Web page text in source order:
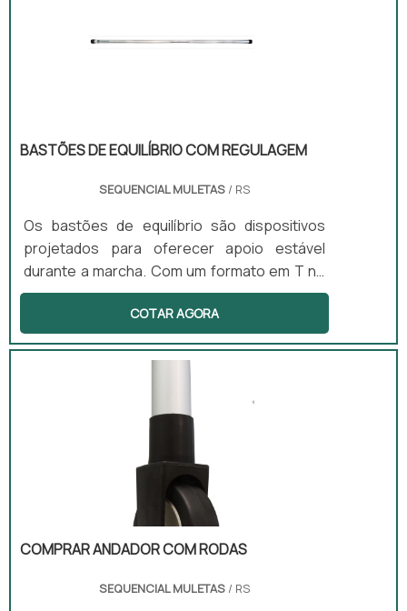
BASTÕES DE EQUILÍBRIO COM REGULAGEM
SEQUENCIAL MULETAS/ RS
Os bastões de equilíbrio são dispositivos
projetados para oferecer apoio estável
durante a marcha. Com um formato em T no
punho, esses bastões são leves e
anatômicos, tornando-se ideais para
pessoas com dificuldades leves de
locomoção. Além disso, esses bastões
internos quanto externos, proporcionando
versatilidade e conforto.
COTAR AGORA
COMPRAR ANDADOR COM RODAS
SEQUENCIAL MULETAS/ RS